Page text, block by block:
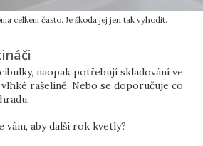
celkem často. Je škoda jej jen tak vyhodit.
naopak potřebují skladování ve
rašelině. Nebo se doporučuje co
aby další rok kvetly?